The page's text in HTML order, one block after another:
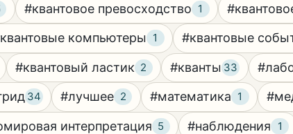
#квантовое превосходство 1
компьютеры 1 #квантовые
#квантовый ластик 2 #кванты 33
34 #лучшее 2 #математика 1
интерпретация 5 #наблюдения 1